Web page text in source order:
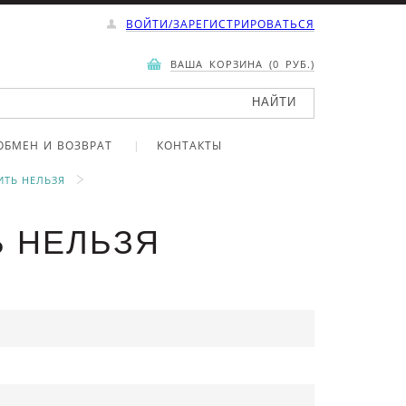
ВОЙТИ/ЗАРЕГИСТРИРОВАТЬСЯ
ВАША КОРЗИНА (0 РУБ.)
И ВОЗВРАТ КОНТАКТЫ
НЕЛЬЗЯ
НЕЛЬЗЯ